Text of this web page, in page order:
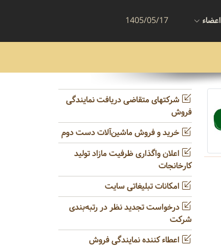
اعضاء 1405/05/17
شرکتهای متقاضی دریافت نمایندگی
فروش
خرید و فروش ماشین‌آلات دست دوم
اعلان واگذاری ظرفیت مازاد تولید
کارخانجات
امکانات تبلیغاتی سایت
درخواست تجدید نظر در رتبه‌بندی
شرکت
اعطاء کننده نمایندگی فروش